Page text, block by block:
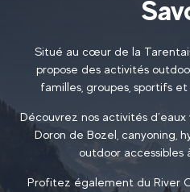
Situé au cœur de la
propose des activités
familles, groupes, sportifs
Découvrez nos activités
Doron de Bozel, canyoning,
outdoor accessibles
Profitez également du River